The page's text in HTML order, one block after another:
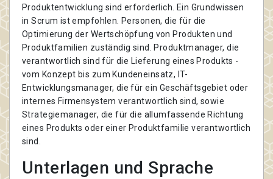
Produktentwicklung sind erforderlich. Ein Grundwissen
in Scrum ist empfohlen. Personen, die für die
Optimierung der Wertschöpfung von Produkten und
Produktfamilien zuständig sind. Produktmanager, die
verantwortlich sind für die Lieferung eines Produkts -
vom Konzept bis zum Kundeneinsatz, IT-
Entwicklungsmanager, die für ein Geschäftsgebiet oder
internes Firmensystem verantwortlich sind, sowie
Strategiemanager, die für die allumfassende Richtung
eines Produkts oder einer Produktfamilie verantwortlich
sind.
Unterlagen und Sprache